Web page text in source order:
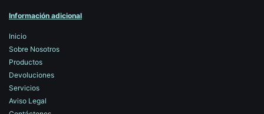
Información adicional
Inicio
Sobre Nosotros
Productos
Devoluciones
Servicios
Aviso Legal